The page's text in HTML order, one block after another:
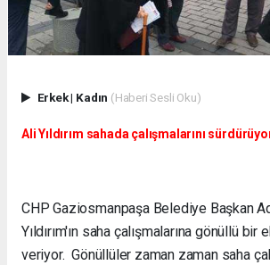
Erkek| Kadın (Haberi Sesli Oku)
Ali Yıldırım sahada çalışmalarını
CHP Gaziosmanpaşa Belediye Başkan
Yıldırım'ın saha çalışmalarına gönüllü
veriyor. Gönüllüler zaman zaman saha